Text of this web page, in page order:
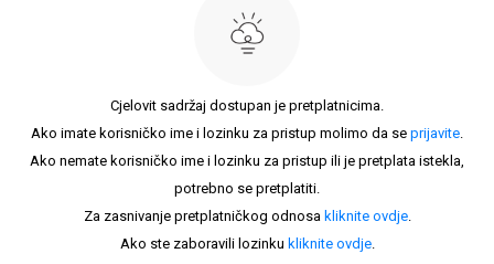
Cjelovit sadržaj dostupan je pretplatnicima.
Ako imate korisničko ime i lozinku za pristup molimo da se prijavite.
Ako nemate korisničko ime i lozinku za pristup ili je pretplata istekla,
potrebno se pretplatiti.
Za zasnivanje pretplatničkog odnosa kliknite ovdje.
Ako ste zaboravili lozinku kliknite ovdje.